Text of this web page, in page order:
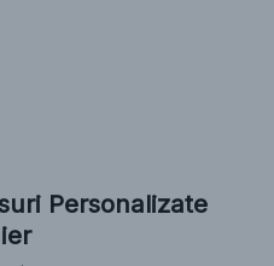
Personalizate